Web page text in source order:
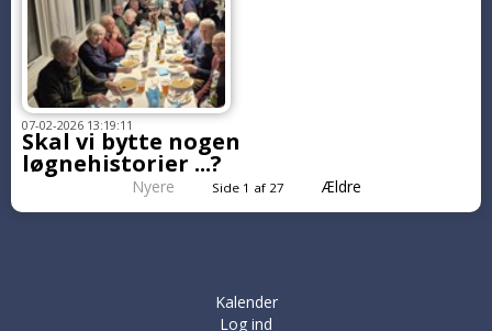
07-02-2026 13:19:11
Skal vi bytte nogen
løgnehistorier ...?
Nyere Side 1 af 27 Ældre
Kalender
Log ind